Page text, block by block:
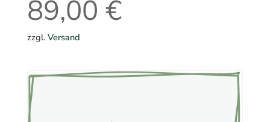
89,00 €
zzgl. Versand